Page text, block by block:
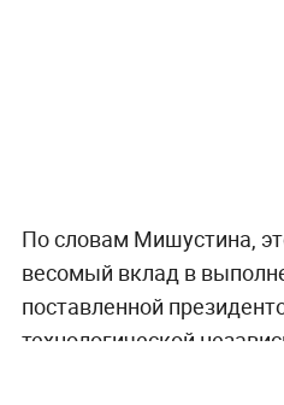
По словам Мишустина,
весомый вклад в
поставленной
технологической